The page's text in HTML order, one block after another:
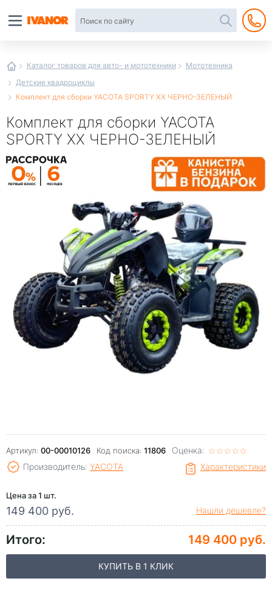
Каталог товаров для авто- и мототехники
Мототехника
Детские квадроциклы
Комплект для сборки YACOTA SPORTY XX ЧЕРНО-ЗЕЛЕНЫЙ
Комплект для сборки YACOTA
SPORTY XX ЧЕРНО-ЗЕЛЕНЫЙ
Артикул: 00-00010126 Код поиска: 11806 Оценка: ☆☆☆☆☆
★★★★★
Характеристики
Производитель: YACOTA
Цена за 1 шт.
149 400 руб. Нашли дешевле?
Итого: 149 400 руб.
КУПИТЬ В 1 КЛИК
интернет-